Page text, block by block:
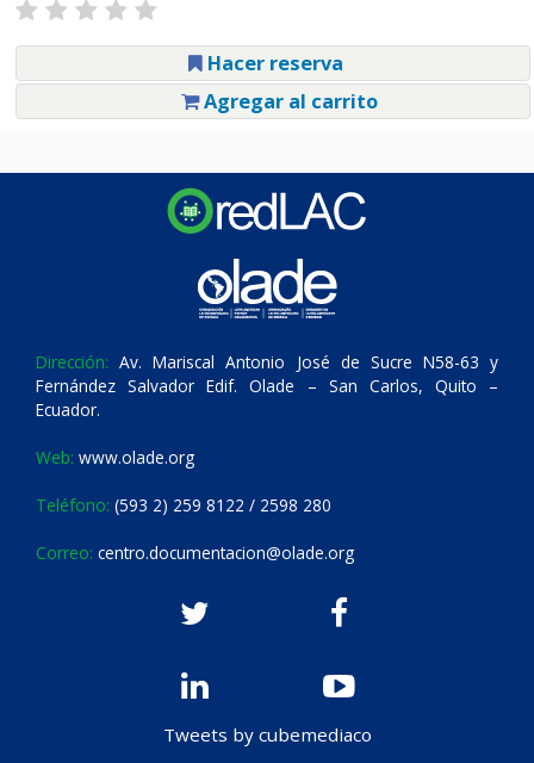
Hacer reserva
Agregar al carrito
Dirección: Av. Mariscal Antonio José de Sucre N58-63 y
Fernández Salvador Edif. Olade – San Carlos, Quito –
Ecuador.
Web: www.olade.org
Teléfono: (593 2) 259 8122 / 2598 280
Correo: centro.documentacion@olade.org
Tweets by cubemediaco